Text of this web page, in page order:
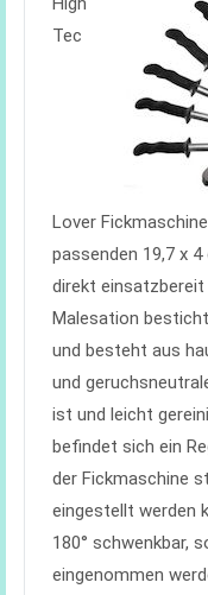
Tec
Lover
passenden 19,7 x
direkt einsatzbereit
Malesation
und besteht aus
und
ist und leicht
befindet sich ein
der Fickmaschine
eingestellt werden
180° schwenkbar,
eingenommen